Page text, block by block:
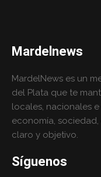
Mardelnews
MardelNews es un
del Plata que te
locales, nacionales
economía,
claro y objetivo.
Síguenos